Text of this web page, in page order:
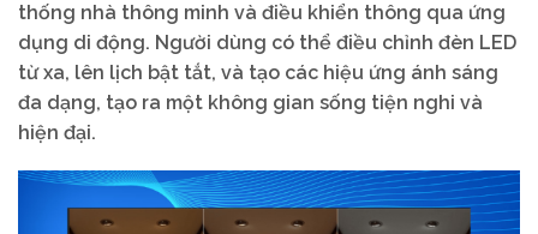
thống nhà thông minh và điều khiển thông qua ứng
dụng di động. Người dùng có thể điều chỉnh đèn LED
từ xa, lên lịch bật tắt, và tạo các hiệu ứng ánh sáng
đa dạng, tạo ra một không gian sống tiện nghi và
hiện đại.